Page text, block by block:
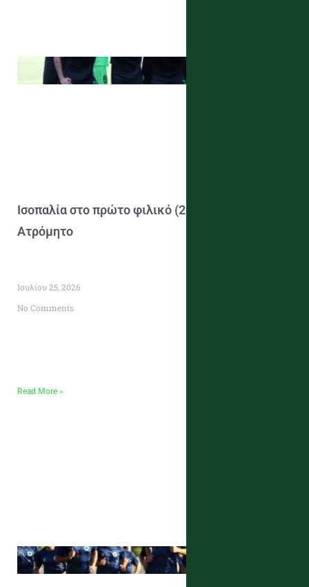
Ισοπαλία στο πρώτο φιλικό (2-2) κόντρα στον
Ατρόμητο
Ιουλίου 25, 2026
No Comments
Read More »